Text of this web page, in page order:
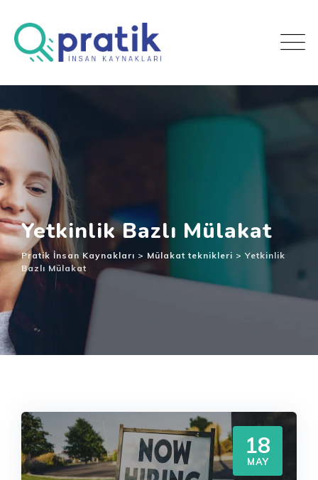
Yetkinlik Bazlı Mülakat
Pratik İnsan Kaynakları > Mülakat teknikleri >Yetkinlik
Bazlı Mülakat
18
MAY